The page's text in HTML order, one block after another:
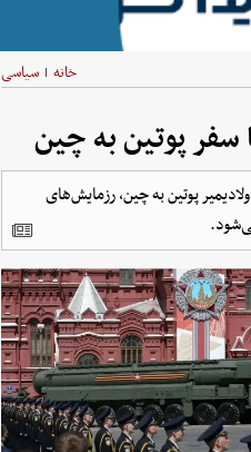
خانه | سیاسی
پوتین به چین
پوتین به چین، رزمایش‌های